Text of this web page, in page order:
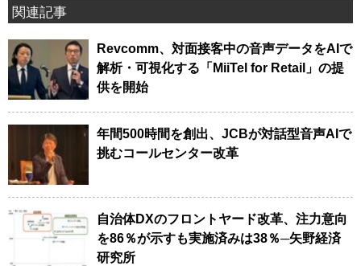
関連記事
Revcomm、対面接客中の音声データをAIで
解析・可視化する「MiiTel for Retail」の提
供を開始
年間500時間を創出、JCBが対話型音声AIで
挑むコールセンター改革
自治体DXのフロントヤード改革、注力意向
を86％が示すも実施済みは38％─矢野経済
研究所